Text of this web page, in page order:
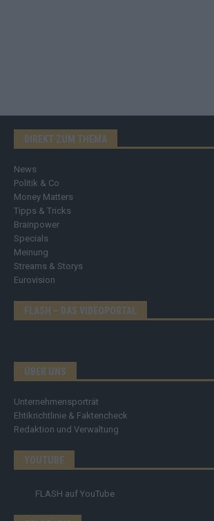
DIREKT ZUM THEMA
News
Politik & Co
Money Matters
Tipps & Tricks
Brainpower
Specials
Meinung
Streams & Storys
Eurovision
FLASH – DAS VIDEOPORTAL
ÜBER UNS
Unternehmensporträt
Ehtikrichtlinie & Faktencheck
Redaktion und Verwaltung
YOUTUBE
FLASH auf YouTube